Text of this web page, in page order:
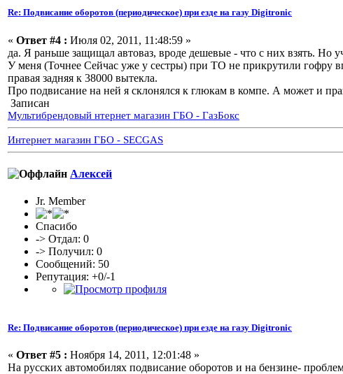
Re: Подвисание оборотов (периодическое) при езде на газу Digitronic
« Ответ #4 : Июля 02, 2011, 11:48:59 »
да. Я раньше защищал автоваз, вроде дешевые - что с них взять. Но
У меня (Точнее Сейчас уже у сестры) при ТО не прикрутили гофру
правая задняя к 38000 вытекла.
Про подвисание на ней я склонялся к глюкам в компе. А может и
Записан
Мультибрендовый нтернет магазин ГБО - ГазБокс
Интернет магазин ГБО - SECGAS
Алексей
Jr. Member
Спасибо
-> Отдал: 0
-> Получил: 0
Сообщений: 50
Репутация: +0/-1
Re: Подвисание оборотов (периодическое) при езде на газу Digitronic
« Ответ #5 : Ноября 14, 2011, 12:01:48 »
На русских автомобилях подвисание оборотов и на бензине-